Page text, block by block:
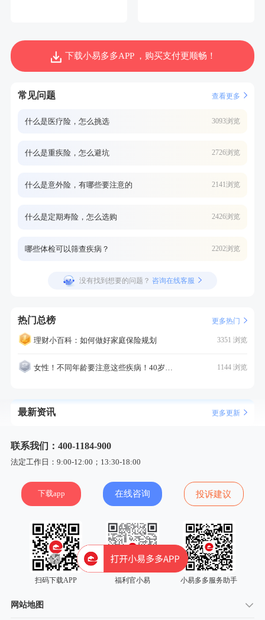
下载小易多多APP ，购买支付更顺畅！
常见问题 查看更多
什么是医疗险，怎么挑选 3093浏览
什么是重疾险，怎么避坑 2726浏览
什么是意外险，有哪些要注意的 2141浏览
什么是定期寿险，怎么选购 2426浏览
哪些体检可以筛查疾病？ 2202浏览
没有找到想要的问题？ 咨询在线客服
热门总榜 更多热门
理财小百科：如何做好家庭保险规划 3351 浏览
女性！不同年龄要注意这些疾病！40岁的这个疾病最需要注意！ 1144 浏览
最新资讯 更多更新
联系我们：400-1184-900
法定工作日：9:00-12:00；13:30-18:00
下载app 在线咨询 投诉建议
扫码下载APP 福利官小易 小易多多服务助手
网站地图